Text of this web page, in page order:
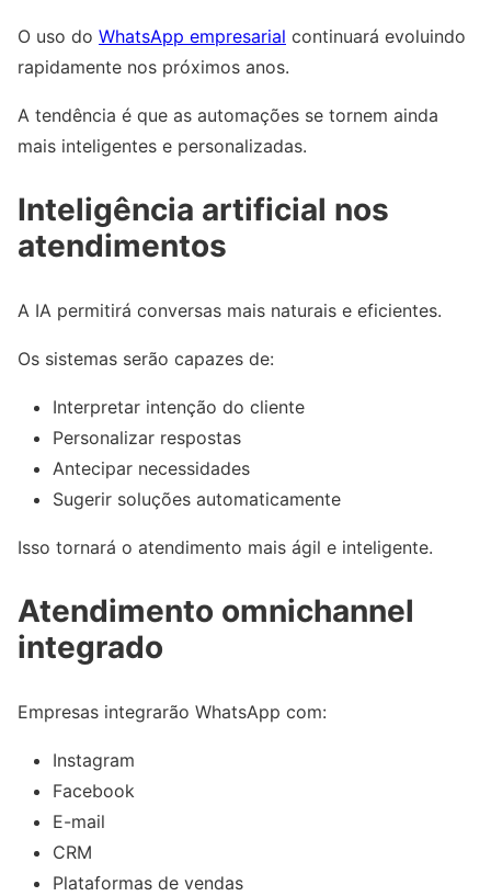
O uso do WhatsApp empresarial continuará evoluindo
rapidamente nos próximos anos.
A tendência é que as automações se tornem ainda
mais inteligentes e personalizadas.
Inteligência artificial nos
atendimentos
A IA permitirá conversas mais naturais e eficientes.
Os sistemas serão capazes de:
Interpretar intenção do cliente
Personalizar respostas
Antecipar necessidades
Sugerir soluções automaticamente
Isso tornará o atendimento mais ágil e inteligente.
Atendimento omnichannel
integrado
Empresas integrarão WhatsApp com:
Instagram
Facebook
E-mail
CRM
Plataformas de vendas